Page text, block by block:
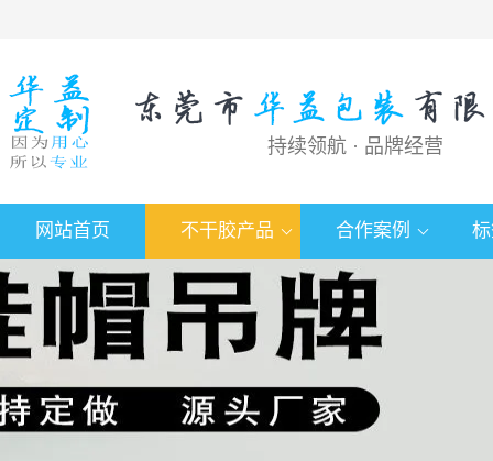
持续领航 · 品牌经营
网站首页 不干胶产品 合作案例